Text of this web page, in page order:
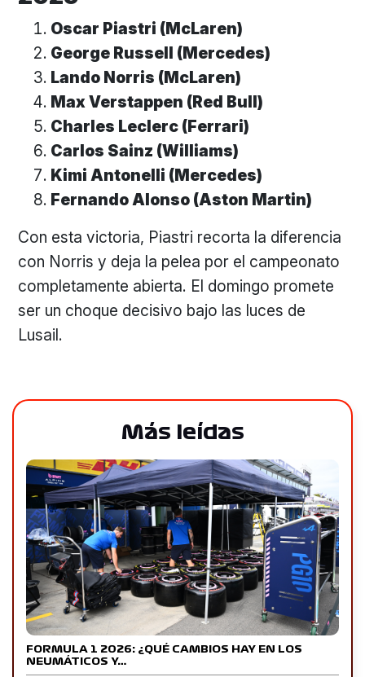
Oscar Piastri (McLaren)
George Russell (Mercedes)
Lando Norris (McLaren)
Max Verstappen (Red Bull)
Charles Leclerc (Ferrari)
Carlos Sainz (Williams)
Kimi Antonelli (Mercedes)
Fernando Alonso (Aston Martin)
Con esta victoria, Piastri recorta la diferencia
con Norris y deja la pelea por el campeonato
completamente abierta. El domingo promete
ser un choque decisivo bajo las luces de
Lusail.
Más leídas
FORMULA 1 2026: ¿QUÉ CAMBIOS HAY EN LOS
NEUMÁTICOS Y…